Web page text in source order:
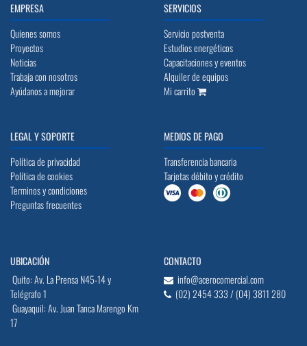
EMPRESA
Quienes somos
Proyectos
Noticias
Trabaja con nosotros
Ayúdanos a mejorar
SERVICIOS
Servicio postventa
Estudios energéticos
Capacitaciones y eventos
Alquiler de equipos
Mi carrito
LEGAL Y SOPORTE
Política de privacidad
Política de cookies
Terminos y condiciones
Preguntas frecuentes
MEDIOS DE PAGO
Transferencia bancaria
Tarjetas débito y crédito
UBICACIÓN
Quito: Av. La Prensa N45-14 y
Telégrafo 1
Guayaquil: Av. Juan Tanca Marengo Km
17
CONTACTO
info@acerocomercial.com
(02) 2454 333 / (04) 3811 280